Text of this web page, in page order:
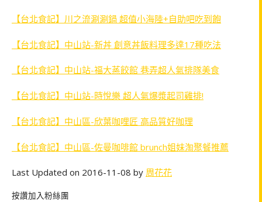
【台北食記】川之流涮涮鍋 超值小海陸+自助吧吃到飽
【台北食記】中山站-新丼 創意丼飯料理多達17種吃法
【台北食記】中山站-福大蒸餃館 巷弄超人氣排隊美食
【台北食記】中山站-時悅樂 超人氣爆漿起司雞排!
【台北食記】中山區-欣葉咖哩匠 高品質好咖理
【台北食記】中山區-佐曼咖啡館 brunch姐妹淘聚餐推薦
Last Updated on 2016-11-08 by 周花花
按讚加入粉絲團